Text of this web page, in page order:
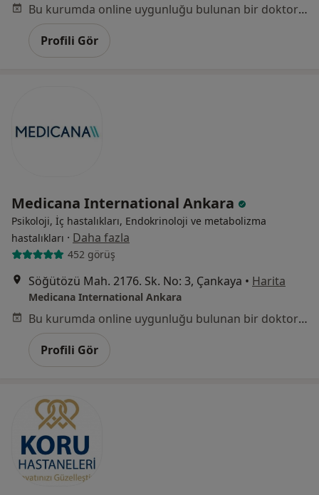
Bu kurumda online uygunluğu bulunan bir doktor veya uzman bulunamadı
Profili Gör
Medicana International Ankara
Psikoloji, İç hastalıkları, Endokrinoloji ve metabolizma
hastalıkları · Daha fazla
452 görüş
Söğütözü Mah. 2176. Sk. No: 3, Çankaya • Harita
Medicana International Ankara
Bu kurumda online uygunluğu bulunan bir doktor veya uzman bulunamadı
Profili Gör